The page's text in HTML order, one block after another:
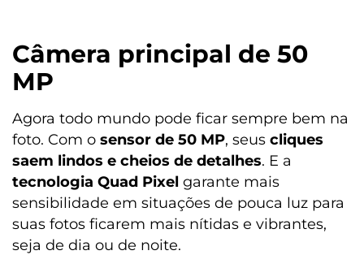
Sensores
Proximidade
Giroscópio
Luz Ambiente
Bússola
Desbloqueio Facial
Impressão Digital na lateral
Design
Câmera principal de 50
MP
Agora todo mundo pode ficar sempre bem na
foto. Com o sensor de 50 MP, seus cliques
saem lindos e cheios de detalhes. E a
tecnologia Quad Pixel garante mais
sensibilidade em situações de pouca luz para
suas fotos ficarem mais nítidas e vibrantes,
seja de dia ou de noite.